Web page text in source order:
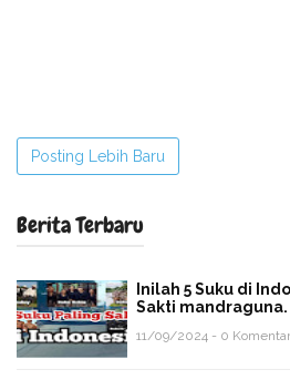
Posting Lebih Baru
Berita Terbaru
Inilah 5 Suku di
Sakti mandraguna.
11/09/2024 - 0 Komentar